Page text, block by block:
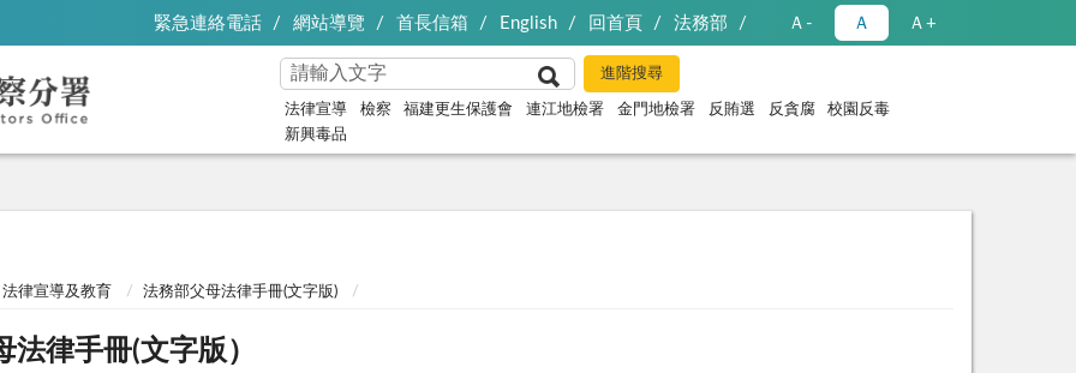
緊急連絡電話 網站導覽 首長信箱 English 回首頁 法務部 Ａ- Ａ Ａ+
法律宣導 檢察 福建更生保護會 連江地檢署 金門地檢署 反賄選 反貪腐
校園反毒
新興毒品
法律宣導及教育 法務部父母法律手冊(文字版)
法律手冊(文字版）